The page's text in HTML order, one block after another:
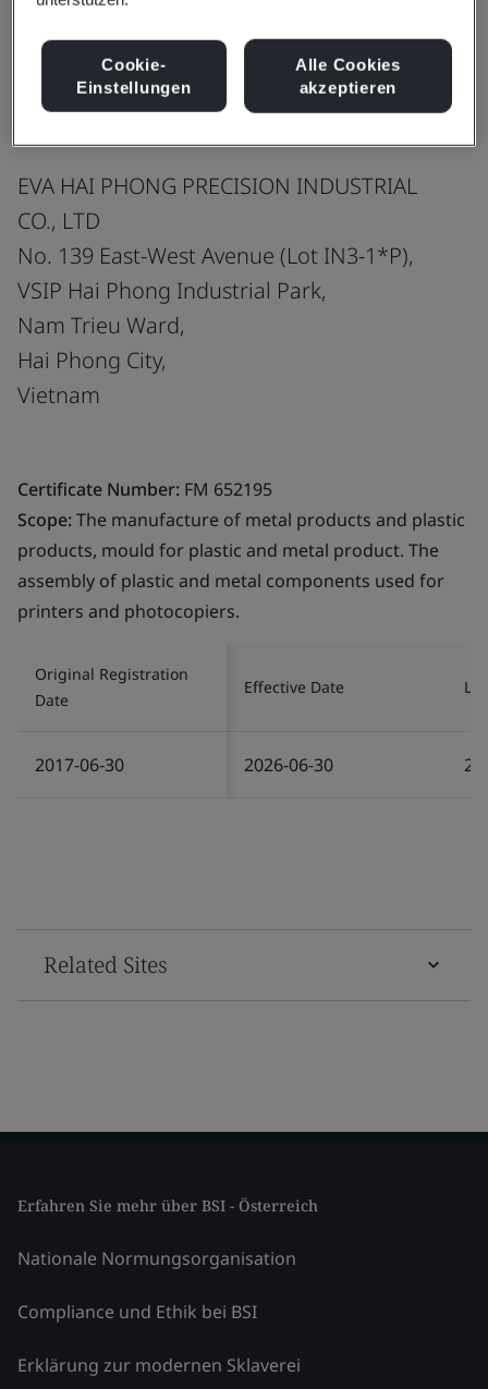
ISO 9001:2015
EVA HAI PHONG PRECISION INDUSTRIAL
CO., LTD
No. 139 East-West Avenue (Lot IN3-1*P),
VSIP Hai Phong Industrial Park,
Nam Trieu Ward,
Hai Phong City,
Vietnam
Certificate Number: FM 652195
Scope:The manufacture of metal products and plastic
products, mould for plastic and metal product. The
assembly of plastic and metal components used for
printers and photocopiers.
Original Registration
Date
Effective Date
2017-06-30 2026-06-30
Related Sites
Erfahren Sie mehr über BSI - Österreich
Nationale Normungsorganisation
Compliance und Ethik bei BSI
Erklärung zur modernen Sklaverei
Cookie-
Einstellungen
Alle Cookies
akzeptieren